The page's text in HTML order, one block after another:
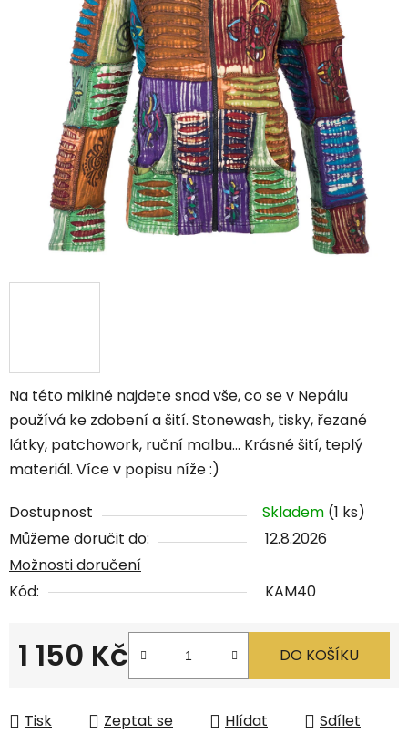
Na této mikině najdete snad vše, co se v Nepálu
používá ke zdobení a šití. Stonewash, tisky, řezané
látky, patchowork, ruční malbu... Krásné šití, teplý
materiál. Více v popisu níže :)
Dostupnost Skladem (1 ks)
Můžeme doručit do:
12.8.2026
Možnosti doručení
Kód:
KAM40
1 150 Kč DO KOŠÍKU
Tisk Zeptat se Hlídat Sdílet
hvězdiček.